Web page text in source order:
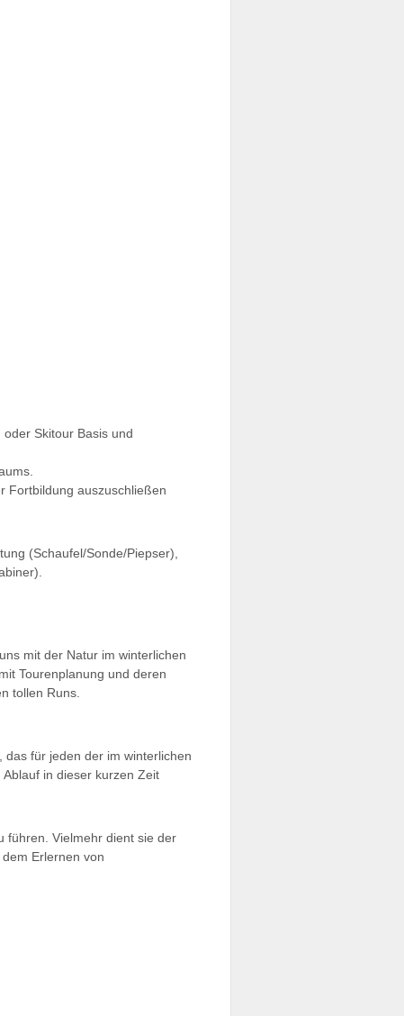
Skitour Basis und
Fortbildung auszuschließen
(Schaufel/Sonde/Piepser),
mit der Natur im winterlichen
Tourenplanung und deren
tollen Runs.
für jeden der im winterlichen
in dieser kurzen Zeit
führen. Vielmehr dient sie der
Erlernen von